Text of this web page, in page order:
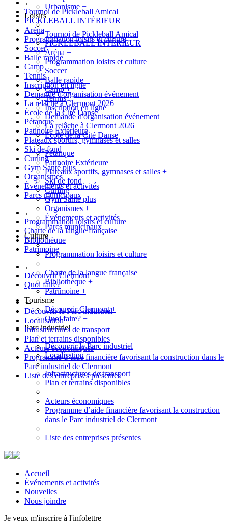
←
Tournoi de Pickleball Amical
PICKLEBALL INTÉRIEUR
Aréna
Programmation loisirs et culture
Soccer
Balle rapide
Camp
Tennis
Inscription en ligne
Demande d'organisation événement
La relâche à Clermont 2026
École de la Cité Danse
Pétanque
Patinoire Extérieure
Plateaux sportifs, gymnases et salles
Ski de fond
Curling
Gym Santé plus
Organismes
Événements et activités
Parcs municipaux
←
Programmation loisirs et culture
Charte de la langue française
Bibliothèque
Patrimoine
←
Découvrir Clermont
Quoi faire?
←
Découvrir le Parc industriel
Localisation
Infrastructures de transport
Plan et terrains disponibles
Acteurs économiques
Programme d’aide financière favorisant la construction dans le
Parc industriel de Clermont
Liste des entreprises présentes
Urbanisme +
Loisirs
Tournoi de Pickleball Amical
PICKLEBALL INTÉRIEUR
Aréna +
Programmation loisirs et culture
Soccer
Balle rapide +
Camp+
Tennis
Inscription en ligne
Demande d'organisation événement
La relâche à Clermont 2026
École de la Cité Danse
Pétanque
Patinoire Extérieure
Plateaux sportifs, gymnases et salles +
Ski de fond
Curling
Gym Santé plus
Organismes +
Événements et activités
Parcs municipaux
Culture
Programmation loisirs et culture
Charte de la langue française
Bibliothèque+
Patrimoine +
Tourisme
Découvrir Clermont+
Quoi faire? +
Parc industriel
Découvrir le Parc industriel
Localisation
Infrastructures de transport
Plan et terrains disponibles
Acteurs économiques
Programme d’aide financière favorisant la construction
dans le Parc industriel de Clermont
Liste des entreprises présentes
Accueil
Événements et activités
Nouvelles
Nous joindre
Je veux m'inscrire à l'infolettre